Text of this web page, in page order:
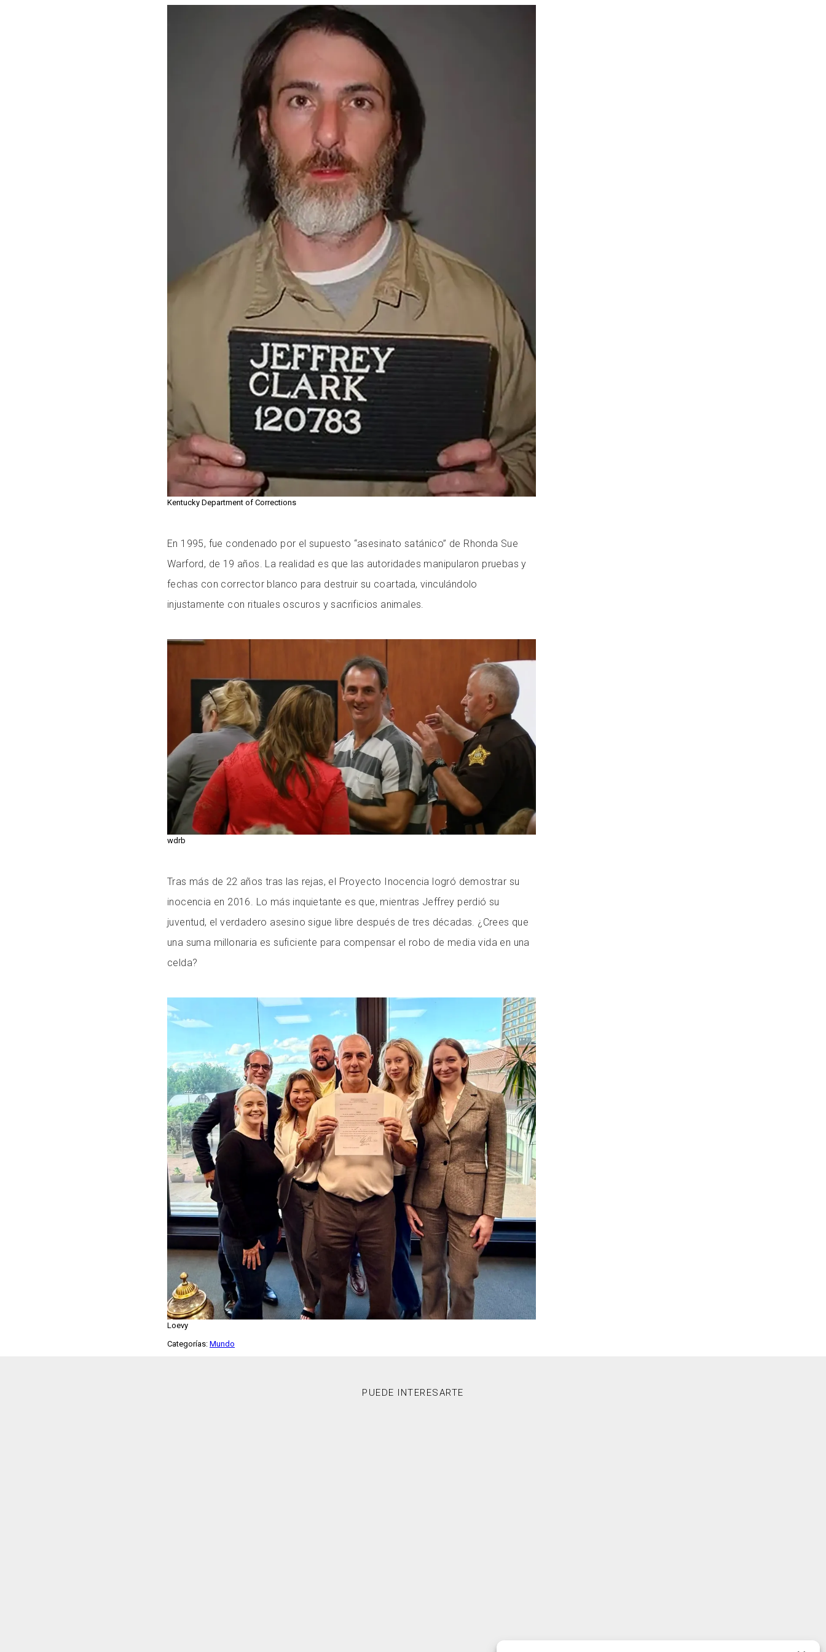
Kentucky Department of Corrections
En 1995, fue condenado por el supuesto “asesinato satánico” de Rhonda Sue
Warford, de 19 años. La realidad es que las autoridades manipularon pruebas y
fechas con corrector blanco para destruir su coartada, vinculándolo
injustamente con rituales oscuros y sacrificios animales.
wdrb
Tras más de 22 años tras las rejas, el Proyecto Inocencia logró demostrar su
inocencia en 2016. Lo más inquietante es que, mientras Jeffrey perdió su
juventud, el verdadero asesino sigue libre después de tres décadas. ¿Crees que
una suma millonaria es suficiente para compensar el robo de media vida en una
celda?
Loevy
Categorías: Mundo
PUEDE INTERESARTE